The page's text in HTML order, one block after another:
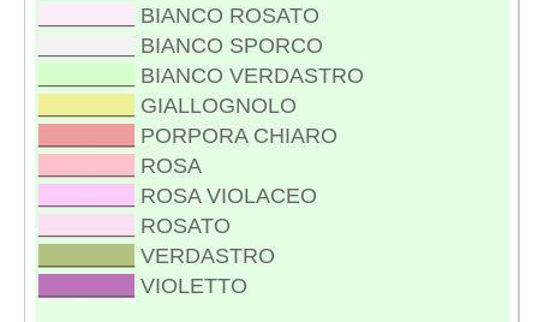
BIANCO ROSATO
BIANCO SPORCO
BIANCO VERDASTRO
GIALLOGNOLO
PORPORA CHIARO
ROSA
ROSA VIOLACEO
ROSATO
VERDASTRO
VIOLETTO